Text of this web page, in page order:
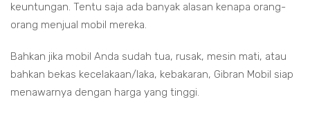
keuntungan. Tentu saja ada banyak alasan kenapa orang-
orang menjual mobil mereka.
Bahkan jika mobil Anda sudah tua, rusak, mesin mati, atau
bahkan bekas kecelakaan/laka, kebakaran, Gibran Mobil siap
menawarnya dengan harga yang tinggi.